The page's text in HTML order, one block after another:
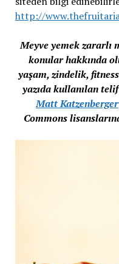
http://
Meyve yemek zararlı
konular hakkında
yaşam, zindelik,
yazıda kullanılan
Matt Katzenberger
Commons